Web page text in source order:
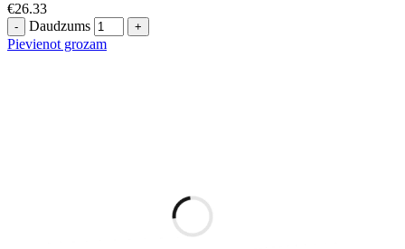
€26.33
Daudzums
Pievienot grozam